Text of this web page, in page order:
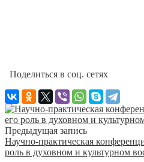
Поделиться в соц. сетях
Предыдущая запись
Научно-практическая
роль в духовном и культурном